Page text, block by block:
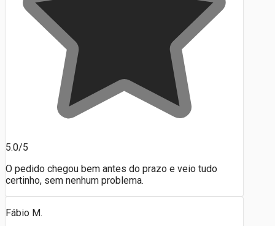
5.0/5
O pedido chegou bem antes do prazo e veio tudo
certinho, sem nenhum problema.
Fábio M.